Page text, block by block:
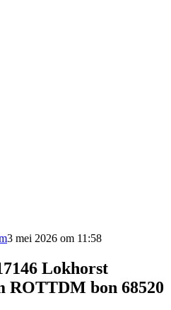
3 mei 2026 om 11:58
Lokhorst
ROTTDM bon 68520